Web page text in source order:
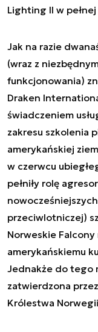
Lighting II w
Jak na razie
(wraz z
funkcjonowania)
Draken
świadczeniem
zakresu szkolenia
amerykańskiej
w czerwcu
pełniły rolę
przeciwlotniczej)
Norweskie
amerykańskiemu
Jednakże do tego
zatwierdzona
Królestwa